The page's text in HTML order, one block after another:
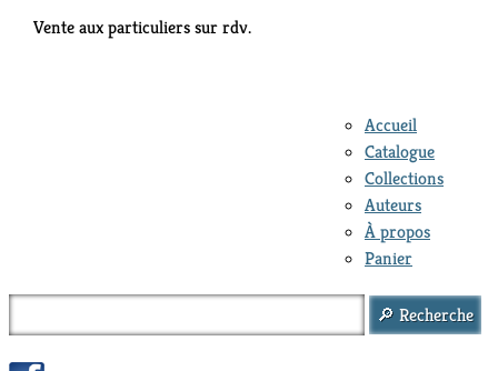
Vente aux particuliers sur rdv.
Accueil
Catalogue
Collections
Auteurs
À propos
Panier